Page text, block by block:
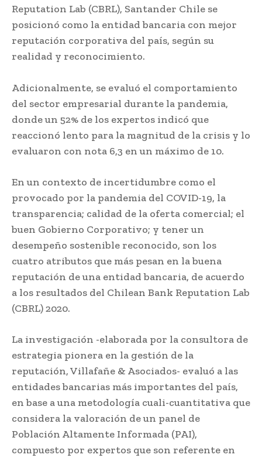
Reputation Lab (CBRL), Santander Chile se
posicionó como la entidad bancaria con mejor
reputación corporativa del país, según su
realidad y reconocimiento.
Adicionalmente, se evaluó el comportamiento
del sector empresarial durante la pandemia,
donde un 52% de los expertos indicó que
reaccionó lento para la magnitud de la crisis y lo
evaluaron con nota 6,3 en un máximo de 10.
En un contexto de incertidumbre como el
provocado por la pandemia del COVID-19, la
transparencia; calidad de la oferta comercial; el
buen Gobierno Corporativo; y tener un
desempeño sostenible reconocido, son los
cuatro atributos que más pesan en la buena
reputación de una entidad bancaria, de acuerdo
a los resultados del Chilean Bank Reputation Lab
(CBRL) 2020.
La investigación -elaborada por la consultora de
estrategia pionera en la gestión de la
reputación, Villafañe & Asociados- evaluó a las
entidades bancarias más importantes del país,
en base a una metodología cuali-cuantitativa que
considera la valoración de un panel de
Población Altamente Informada (PAI),
compuesto por expertos que son referente en